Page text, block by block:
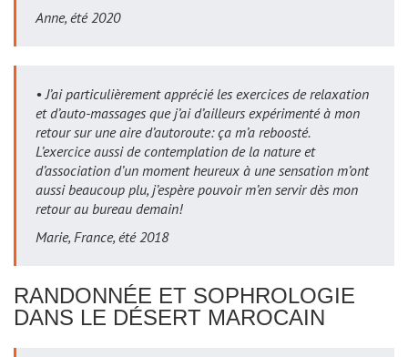
Anne, été 2020
• J’ai particulièrement apprécié les exercices de relaxation
et d’auto-massages que j’ai d’ailleurs expérimenté à mon
retour sur une aire d’autoroute: ça m’a reboosté.
L’exercice aussi de contemplation de la nature et
d’association d’un moment heureux à une sensation m’ont
aussi beaucoup plu, j’espère pouvoir m’en servir dès mon
retour au bureau demain!
Marie, France, été 2018
RANDONNÉE ET SOPHROLOGIE
DANS LE DÉSERT MAROCAIN